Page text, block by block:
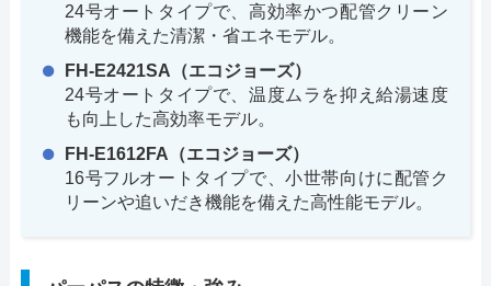
24号オートタイプで、高効率かつ配管クリーン
機能を備えた清潔・省エネモデル。
FH-E2421SA（エコジョーズ）
24号オートタイプで、温度ムラを抑え給湯速度
も向上した高効率モデル。
FH-E1612FA（エコジョーズ）
16号フルオートタイプで、小世帯向けに配管ク
リーンや追いだき機能を備えた高性能モデル。